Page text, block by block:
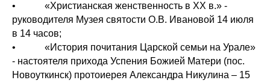
• «Христианская женственность в ХХ в.» -
руководителя Музея святости О.В. Ивановой 14 июля
в 14 часов;
• «История почитания Царской семьи на Урале»
- настоятеля прихода Успения Божией Матери (пос.
Новоуткинск) протоиерея Александра Никулина – 15